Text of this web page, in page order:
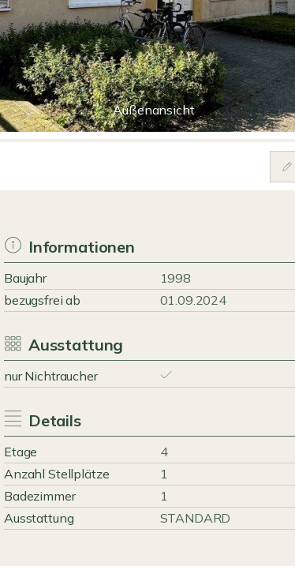
Außenansicht
Informationen
Baujahr 1998
bezugsfrei ab
01.09.2024
Ausstattung
nur Nichtraucher
Details
Etage 4
Anzahl Stellplätze
1
Badezimmer
1
Ausstattung
STANDARD